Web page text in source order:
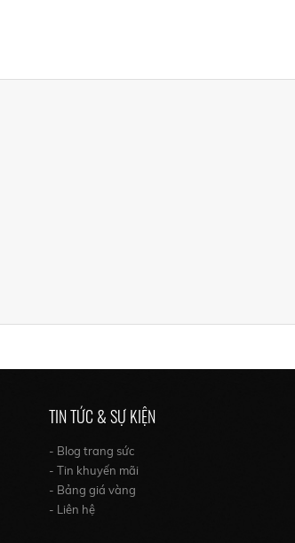
TIN TỨC & SỰ KIỆN
- Blog trang sức
- Tin khuyến mãi
- Bảng giá vàng
- Liên hệ